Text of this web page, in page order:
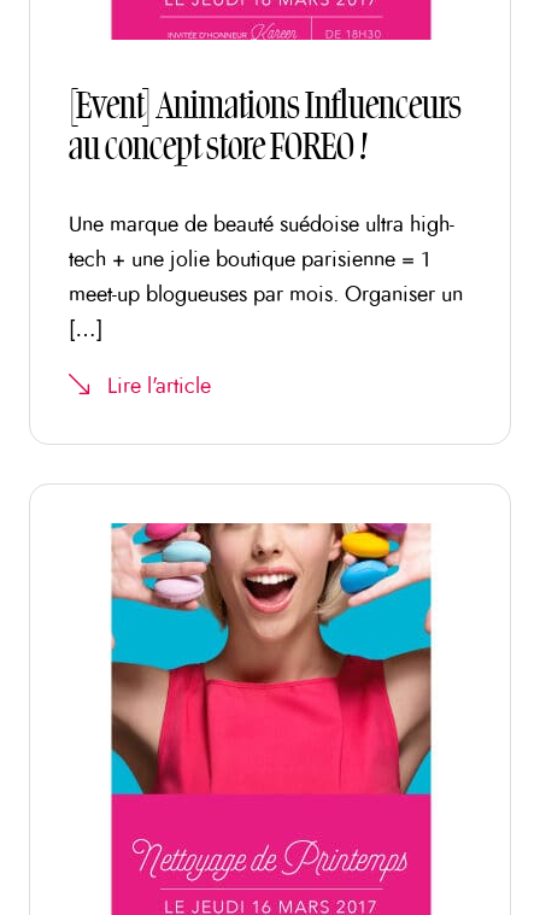
[Event] Animations Influenceurs
au concept store FOREO !
Une marque de beauté suédoise ultra high-
tech + une jolie boutique parisienne = 1
meet-up blogueuses par mois. Organiser un
[…]
Lire l'article